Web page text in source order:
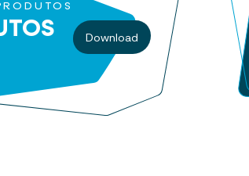
Download